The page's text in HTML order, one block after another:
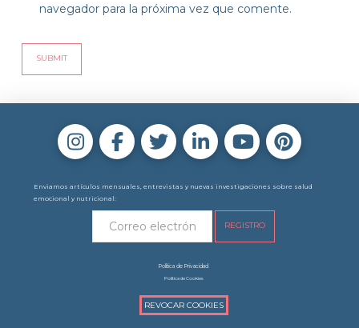
navegador para la próxima vez que comente.
Enviamos artículos mensuales, entrevistas y nuevas investigaciones sobre salud
emocional y nutricional:
Política de Privacidad
Política de Cookies
REVOCAR COOKIES